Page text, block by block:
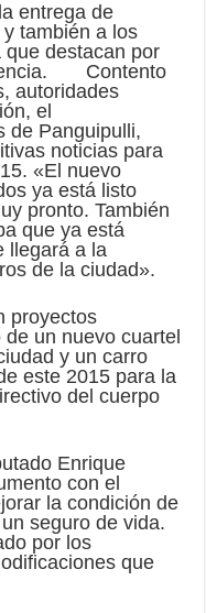
entrega de
también a los
destacan por
Contento
autoridades
el
de Panguipulli,
noticias para
«El nuevo
ya está listo
pronto. También
que ya está
llegará a la
de la ciudad».
proyectos
un nuevo cuartel
y un carro
este 2015 para la
del cuerpo
Enrique
con el
la condición de
seguro de vida.
por los
que